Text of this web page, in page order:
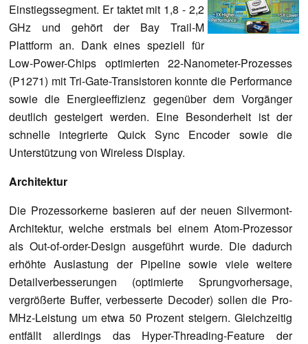
Einstiegssegment. Er taktet mit 1,8 - 2,2
GHz und gehört der Bay Trail-M
Plattform an. Dank eines speziell für
Low-Power-Chips optimierten 22-Nanometer-Prozesses
(P1271) mit Tri-Gate-Transistoren konnte die Performance
sowie die Energieeffizienz gegenüber dem Vorgänger
deutlich gesteigert werden. Eine Besonderheit ist der
schnelle integrierte Quick Sync Encoder sowie die
Unterstützung von Wireless Display.
Architektur
Die Prozessorkerne basieren auf der neuen Silvermont-
Architektur, welche erstmals bei einem Atom-Prozessor
als Out-of-order-Design ausgeführt wurde. Die dadurch
erhöhte Auslastung der Pipeline sowie viele weitere
Detailverbesserungen (optimierte Sprungvorhersage,
vergrößerte Buffer, verbesserte Decoder) sollen die Pro-
MHz-Leistung um etwa 50 Prozent steigern. Gleichzeitig
entfällt allerdings das Hyper-Threading-Feature der